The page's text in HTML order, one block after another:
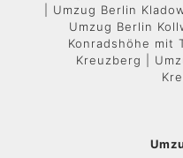
| Umzug Berlin
Umzug Berlin
Konradshöhe mit
Kreuzberg |